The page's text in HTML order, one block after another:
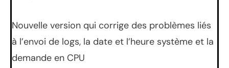
Nouvelle version qui corrige des problèmes liés
à l’envoi de logs, la date et l’heure système et la
demande en CPU